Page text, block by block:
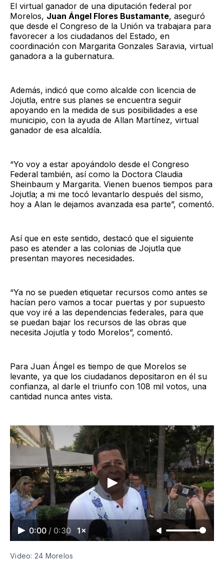
El virtual ganador de una diputación federal por
Morelos, Juan Ángel Flores Bustamante, aseguró
que desde el Congreso de la Unión va trabajara para
favorecer a los ciudadanos del Estado, en
coordinación con Margarita Gonzales Saravia, virtual
ganadora a la gubernatura.
Además, indicó que como alcalde con licencia de
Jojutla, entre sus planes se encuentra seguir
apoyando en la medida de sus posibilidades a ese
municipio, con la ayuda de Allan Martínez, virtual
ganador de esa alcaldía.
“Yo voy a estar apoyándolo desde el Congreso
Federal también, así como la Doctora Claudia
Sheinbaum y Margarita. Vienen buenos tiempos para
Jojutla; a mi me tocó levantarlo después del sismo,
hoy a Alan le dejamos avanzada esa parte”, comentó.
Así que en este sentido, destacó que el siguiente
paso es atender a las colonias de Jojutla que
presentan mayores necesidades.
“Ya no se pueden etiquetar recursos como antes se
hacían pero vamos a tocar puertas y por supuesto
que voy iré a las dependencias federales, para que
se puedan bajar los recursos de las obras que
necesita Jojutla y todo Morelos”, comentó.
Para Juan Ángel es tiempo de que Morelos se
levante, ya que los ciudadanos depositaron en él su
confianza, al darle el triunfo con 108 mil votos, una
cantidad nunca antes vista.
0:00 / 0:30 1×
Video: 24 Morelos